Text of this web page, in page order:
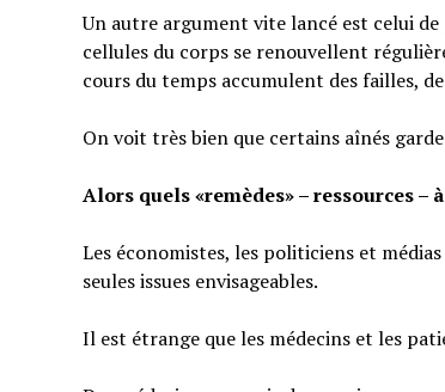
Un autre argument vite lancé est celui
cellules du corps se renouvellent
cours du temps accumulent des failles,
On voit très bien que certains aînés
Alors quels «remèdes» – ressources –
Les économistes, les politiciens et
seules issues envisageables.
Il est étrange que les médecins et les